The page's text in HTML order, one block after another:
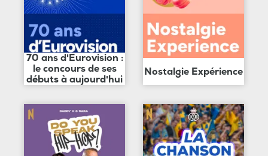
70 ans d'Eurovision :
le concours de ses
débuts à aujourd'hui
Nostalgie Expérience